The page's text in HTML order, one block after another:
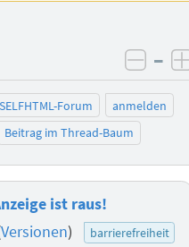
–
SELFHTML-Forum
anmelden
Beitrag im Thread-Baum
ist raus!
Versionen)
barrierefreiheit